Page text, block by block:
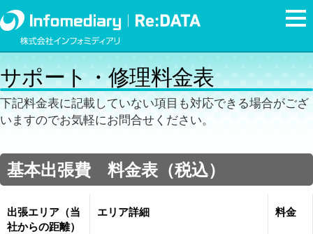
サポート・修理料金表
下記料金表に記載していない項目も対応できる場合がござ
いますのでお気軽にお問合せください。
基本出張費 料金表（税込）
出張エリア（当
社からの距離）
エリア詳細 料金